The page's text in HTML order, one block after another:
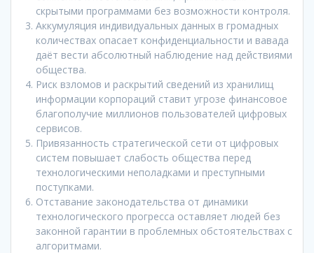
скрытыми программами без возможности контроля.
Аккумуляция индивидуальных данных в громадных
количествах опасает конфиденциальности и вавада
даёт вести абсолютный наблюдение над действиями
общества.
Риск взломов и раскрытий сведений из хранилищ
информации корпораций ставит угрозе финансовое
благополучие миллионов пользователей цифровых
сервисов.
Привязанность стратегической сети от цифровых
систем повышает слабость общества перед
технологическими неполадками и преступными
поступками.
Отставание законодательства от динамики
технологического прогресса оставляет людей без
законной гарантии в проблемных обстоятельствах с
алгоритмами.